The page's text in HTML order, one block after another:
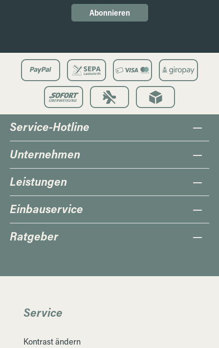
Abonnieren
Service-Hotline
Unternehmen
Leistungen
Einbauservice
Ratgeber
Service
Kontrast ändern